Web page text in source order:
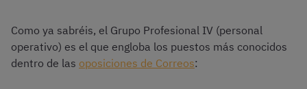
Como ya sabréis, el Grupo Profesional IV (personal
operativo) es el que engloba los puestos más conocidos
dentro de las oposiciones de Correos: